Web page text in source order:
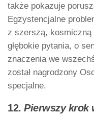
także pokazuje
Egzystencjalne
z szerszą, kosmiczną
głębokie pytania, o
znaczenia we
został nagrodzony
specjalne.
12. Pierwszy krok